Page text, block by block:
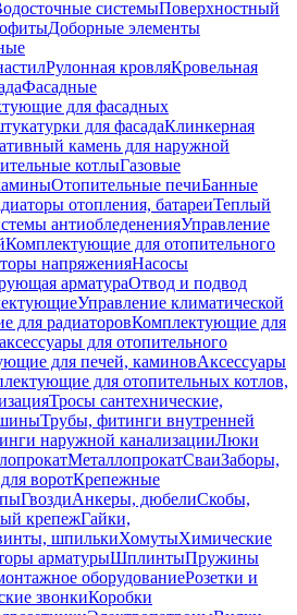
системыПоверхностный
Доборные элементы
Рулонная кровляКровельная
Фасадные
для фасадных
для фасадаКлинкерная
камень для наружной
котлыГазовые
Отопительные печиБанные
отопления, батареиТеплый
антиобледененияУправление
Комплектующие для отопительного
напряженияНасосы
арматураОтвод и подвод
Управление климатической
для радиаторовКомплектующие для
для отопительного
для печей, каминовАксессуары
для отопительных котлов,
Тросы сантехнические,
Трубы, фитинги внутренней
наружной канализацииЛюки
МеталлопрокатСваиЗаборы,
воротКрепежные
ГвоздиАнкеры, дюбелиСкобы,
крепежГайки,
шпилькиХомутыХимические
арматурыШплинтыПружины
оборудованиеРозетки и
звонкиКоробки